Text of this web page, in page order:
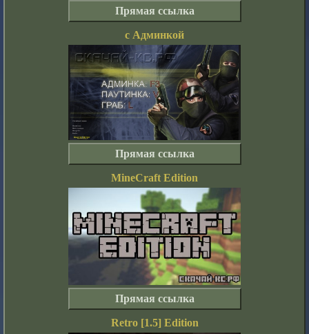
Прямая ссылка
с Админкой
Прямая ссылка
MineCraft Edition
Прямая ссылка
Retro [1.5] Edition